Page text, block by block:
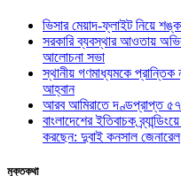
ভিসার মেয়াদ-ফ্লাইট নিয়ে
সরকারি ব্যবস্থার আওতায়
আলোচনা সভা
স্থানীয় গণমাধ্যমকে
আহ্বান
আরব আমিরাতে দণ্ডপ্রাপ্ত ৫৭
বাংলাদেশের ইতিবাচক
করছেন: দুবাই কনসাল জেনারেল
মুক্তকথা